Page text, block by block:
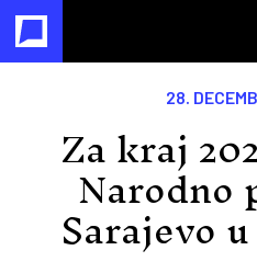
28.
Za kraj
Narodno
Sarajevo